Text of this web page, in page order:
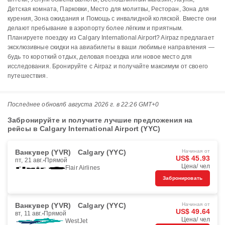
Детская комната, Парковки, Место для молитвы, Ресторан, Зона для
курения, Зона ожидания и Помощь с инвалидной коляской. Вместе они
делают пребывание в аэропорту более лёгким и приятным.
Планируете поездку из Calgary International Airport? Airpaz предлагает
эксклюзивные скидки на авиабилеты в ваши любимые направления —
будь то короткий отдых, деловая поездка или новое место для
исследования. Бронируйте с Airpaz и получайте максимум от своего
путешествия.
Последнее обновл6 августа 2026 г. в 22:26 GMT+0
Забронируйте и получите лучшие предложения на
рейсы в Calgary International Airport (YYC)
Ванкувер (YVR) Calgary (YYC)
пт, 21 авг. Прямой
Flair Airlines
Начиная от
US$ 45.93
Цена/ чел
Забронировать
Ванкувер (YVR) Calgary (YYC)
вт, 11 авг. Прямой
WestJet
Начиная от
US$ 49.64
Цена/ чел